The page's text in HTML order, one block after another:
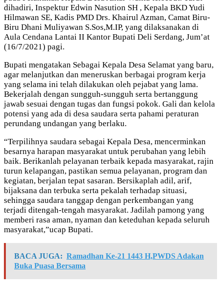
dihadiri, Inspektur Edwin Nasution SH , Kepala BKD Yudi
Hilmawan SE, Kadis PMD Drs. Khairul Azman, Camat Biru-
Biru Dhani Muliyawan S.Sos,M.IP, yang dilaksanakan di
Aula Cendana Lantai II Kantor Bupati Deli Serdang, Jum’at
(16/7/2021) pagi.
Bupati mengatakan Sebagai Kepala Desa Selamat yang baru,
agar melanjutkan dan meneruskan berbagai program kerja
yang selama ini telah dilakukan oleh pejabat yang lama.
Bekerjalah dengan sungguh-sungguh serta bertanggung
jawab sesuai dengan tugas dan fungsi pokok. Gali dan kelola
potensi yang ada di desa saudara serta pahami peraturan
perundang undangan yang berlaku.
“Terpilihnya saudara sebagai Kepala Desa, mencerminkan
besarnya harapan masyarakat untuk perubahan yang lebih
baik. Berikanlah pelayanan terbaik kepada masyarakat, rajin
turun kelapangan, pastikan semua pelayanan, program dan
kegiatan, berjalan tepat sasaran. Bersikaplah adil, arif,
bijaksana dan terbuka serta pekalah terhadap situasi,
sehingga saudara tanggap dengan perkembangan yang
terjadi ditengah-tengah masyarakat. Jadilah pamong yang
memberi rasa aman, nyaman dan keteduhan kepada seluruh
masyarakat,”ucap Bupati.
BACA JUGA: Ramadhan Ke-21 1443 H,PWDS Adakan
Buka Puasa Bersama